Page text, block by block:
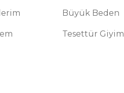
Büyük Beden
Tesettür Giyim